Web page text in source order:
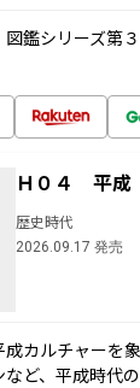
図鑑シリーズ第
Ｈ０４ 平成
歴史時代
2026.09.17 発売
カルチャーを
ど、平成時代